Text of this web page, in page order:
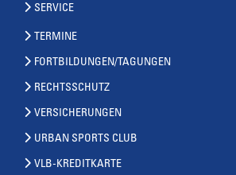
SERVICE
TERMINE
FORTBILDUNGEN/TAGUNGEN
RECHTSSCHUTZ
VERSICHERUNGEN
URBAN SPORTS CLUB
VLB-KREDITKARTE